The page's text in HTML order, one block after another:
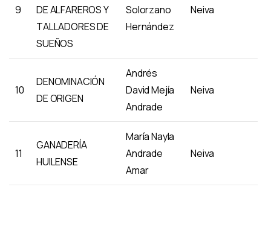
9
DE ALFAREROS Y
TALLADORES DE
SUEÑOS
Solorzano
Hernández
Neiva
10
DENOMINACIÓN
DE ORIGEN
Andrés
David Mejía
Andrade
Neiva
11
GANADERÍA
HUILENSE
María Nayla
Andrade
Amar
Neiva